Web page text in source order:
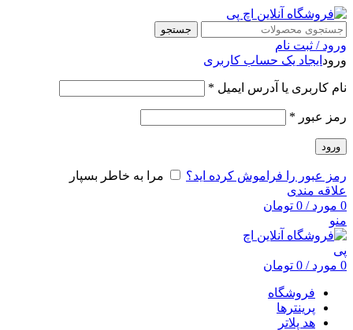
جستجو
ورود / ثبت نام
ورود ایجاد یک حساب کاربری
نام کاربری یا آدرس ایمیل *
رمز عبور *
ورود
رمز عبور را فراموش کرده اید؟
مرا به خاطر بسپار
علاقه مندی
0 مورد /
0 تومان
منو
0 مورد /
0 تومان
فروشگاه
پرینترها
هد پلاتر